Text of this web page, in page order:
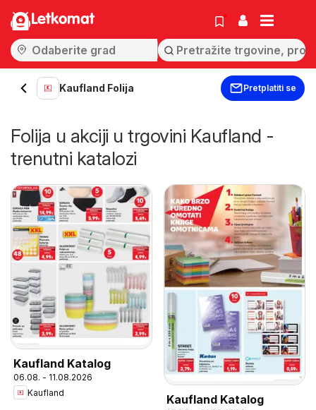
Letkomat
Kaufland Folija Pretplatiti se
Folija u akciji u trgovini Kaufland -
trenutni katalozi
Kaufland Katalog
06.08. - 11.08.2026
Kaufland
Kaufland Katalog